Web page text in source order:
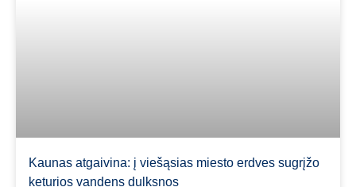
Kaunas atgaivina: į viešąsias miesto erdves sugrįžo
keturios vandens dulksnos